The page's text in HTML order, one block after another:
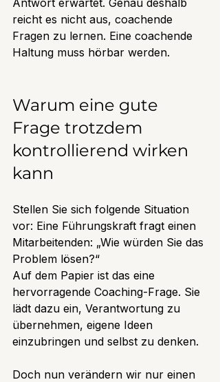
reicht es nicht aus, coachende
Fragen zu lernen. Eine coachende
Haltung muss hörbar werden.
Warum eine gute
Frage trotzdem
kontrollierend wirken
kann
Stellen Sie sich folgende Situation
vor: Eine Führungskraft fragt einen
Mitarbeitenden: „Wie würden Sie das
Problem lösen?“
Auf dem Papier ist das eine
hervorragende Coaching-Frage. Sie
lädt dazu ein, Verantwortung zu
übernehmen, eigene Ideen
einzubringen und selbst zu denken.
Doch nun verändern wir nur einen